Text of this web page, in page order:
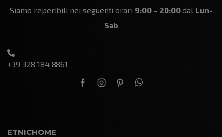
Siamo reperibili nei seguenti orari 9:00 – 20:00dal Lun-
Sab
+39 328 184 8861
ETNICHOME